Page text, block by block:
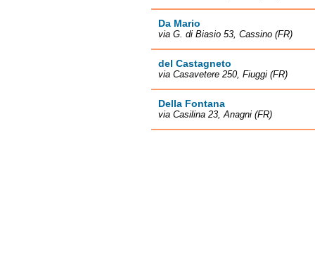
Da Mario
via G. di Biasio 53, Cassino (FR)
del Castagneto
via Casavetere 250, Fiuggi (FR)
Della Fontana
via Casilina 23, Anagni (FR)